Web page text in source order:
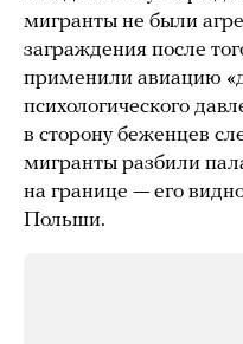
мигранты не были
заграждения после
применили авиацию
психологического
в сторону беженцев
мигранты разбили
на границе — его
Польши.